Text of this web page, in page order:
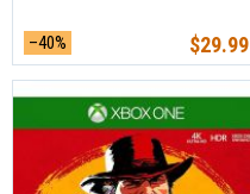
–40% $29.99